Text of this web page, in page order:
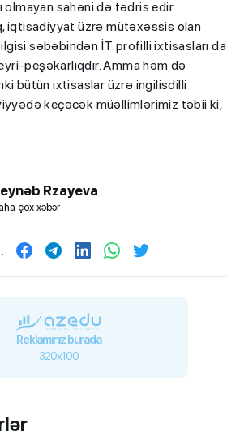
olmayan sahəni də tədris edir.
iqtisadiyyat üzrə mütəxəssis olan
səbəbindən İT profilli ixtisasları da
peşəkarlıqdır. Amma həm də
bütün ixtisaslar üzrə ingilisdilli
keçəcək müəllimlərimiz təbii ki,
Rzayeva
çox xəbər
Reklamınız burada
320x100